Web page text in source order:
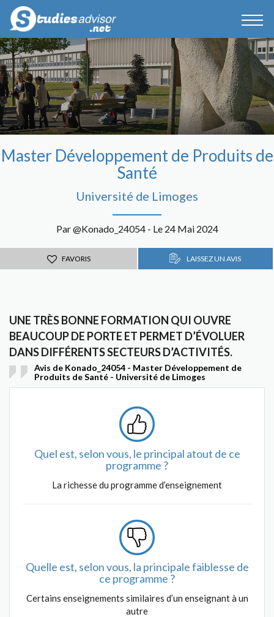
Master Développement de Produits de
Santé
Université de Limoges
Par @Konado_24054 - Le 24 Mai 2024
FAVORIS LAISSEZ UN AVIS
UNE TRÈS BONNE FORMATION QUI OUVRE
BEAUCOUP DE PORTE ET PERMET D’ÉVOLUER
DANS DIFFÉRENTS SECTEURS D’ACTIVITÉS.
Avis de Konado_24054 - Master Développement de
Produits de Santé - Université de Limoges
Quel est, selon vous, le principal atout de ce
programme ?
La richesse du programme d’enseignement
Quelle est, selon vous, la principale faiblesse de
ce programme ?
Certains enseignements similaires d’un enseignant à un
autre